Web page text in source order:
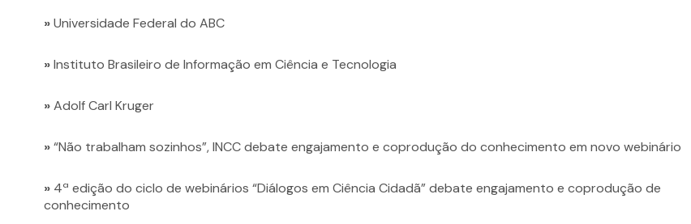
»Universidade Federal do ABC
»Instituto Brasileiro de Informação em Ciência e Tecnologia
»Adolf Carl Kruger
»“Não trabalham sozinhos”, INCC debate engajamento e coprodução do conhecimento em novo webinário
»4ª edição do ciclo de webinários “Diálogos em Ciência Cidadã” debate engajamento e coprodução de
conhecimento